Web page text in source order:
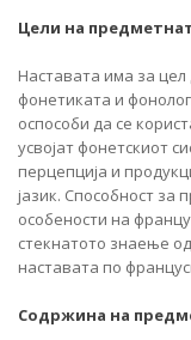
Цели на
Наставата има за цел
фонетиката и
оспособи да се
усвојат фонетскиот
перцепција и
јазик. Способност за
особености на
стекнатото знаење
наставата по
Содржина на